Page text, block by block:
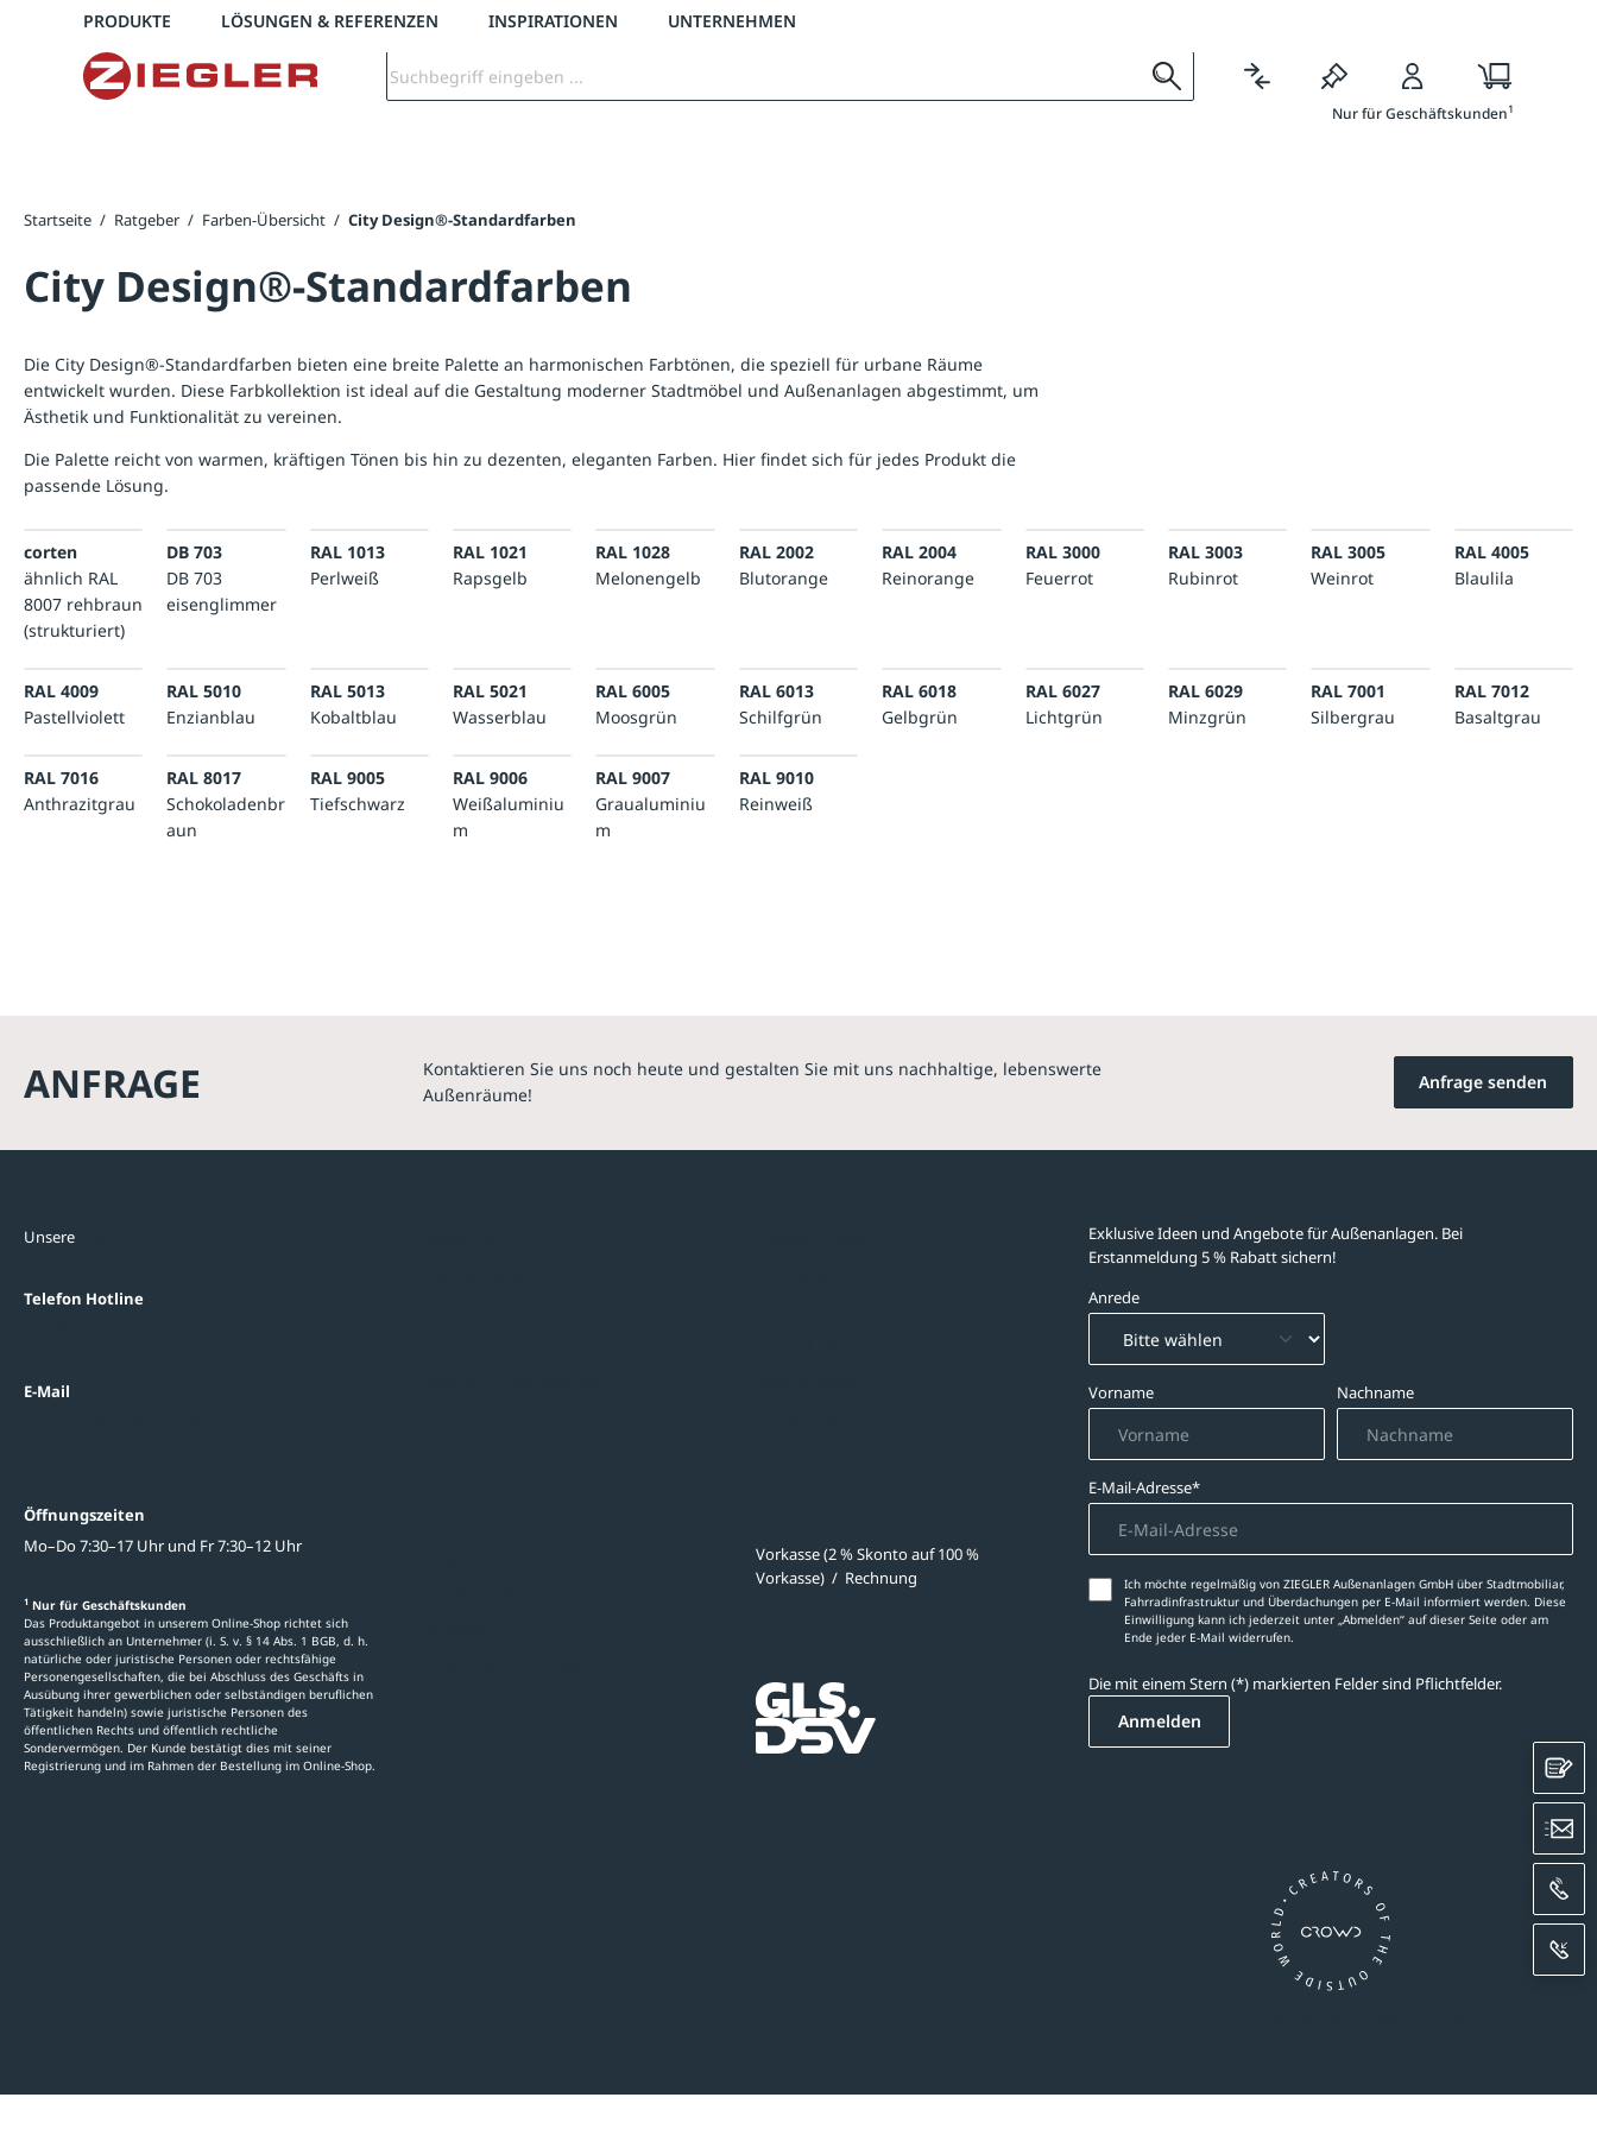
Zur Hauptnavigation springen
Telefon: +43 7672 95895 0 3 % Online-Rabatt versandkostenfrei ab 50 €
PRODUKTE LÖSUNGEN & REFERENZEN INSPIRATIONEN UNTERNEHMEN
Nur für Geschäftskunden1
Startseite / Ratgeber / Farben-Übersicht / City Design®-Standardfarben
City Design®-Standardfarben
Die City Design®-Standardfarben bieten eine breite Palette an harmonischen Farbtönen, die speziell für urbane Räume
entwickelt wurden. Diese Farbkollektion ist ideal auf die Gestaltung moderner Stadtmöbel und Außenanlagen abgestimmt, um
Ästhetik und Funktionalität zu vereinen.
Die Palette reicht von warmen, kräftigen Tönen bis hin zu dezenten, eleganten Farben. Hier findet sich für jedes Produkt die
passende Lösung.
corten
ähnlich RAL
8007 rehbraun
(strukturiert)
DB 703
DB 703
eisenglimmer
RAL 1013
Perlweiß
RAL 1021
Rapsgelb
RAL 1028
Melonengelb
RAL 2002
Blutorange
RAL 2004
Reinorange
RAL 3000
Feuerrot
RAL 3003
Rubinrot
RAL 3005
Weinrot
RAL 4005
Blaulila
RAL 4009
Pastellviolett
RAL 5010
Enzianblau
RAL 5013
Kobaltblau
RAL 5021
Wasserblau
RAL 6005
Moosgrün
RAL 6013
Schilfgrün
RAL 6018
Gelbgrün
RAL 6027
Lichtgrün
RAL 6029
Minzgrün
RAL 7001
Silbergrau
RAL 7012
Basaltgrau
RAL 7016
Anthrazitgrau
RAL 8017
Schokoladenbr
aun
RAL 9005
Tiefschwarz
RAL 9006
Weißaluminiu
m
RAL 9007
Graualuminiu
m
RAL 9010
Reinweiß
ANFRAGE
Kontaktieren Sie uns noch heute und gestalten Sie mit uns nachhaltige, lebenswerte
Außenräume!
Anfrage senden
Unsere
Telefon Hotline
E-Mail
Öffnungszeiten
Mo–Do 7:30–17 Uhr und Fr 7:30–12 Uhr
1 Nur für Geschäftskunden
Das Produktangebot in unserem Online-Shop richtet sich
ausschließlich an Unternehmer (i. S. v. § 14 Abs. 1 BGB, d. h.
natürliche oder juristische Personen oder rechtsfähige
Personengesellschaften, die bei Abschluss des Geschäfts in
Ausübung ihrer gewerblichen oder selbständigen beruflichen
Tätigkeit handeln) sowie juristische Personen des
öffentlichen Rechts und öffentlich rechtliche
Sondervermögen. Der Kunde bestätigt dies mit seiner
Registrierung und im Rahmen der Bestellung im Online-Shop.
Vorkasse (2 % Skonto auf 100 %
Vorkasse) / Rechnung
Exklusive Ideen und Angebote für Außenanlagen. Bei
Erstanmeldung 5 % Rabatt sichern!
Anrede
Vorname Nachname
E-Mail-Adresse*
Ich möchte regelmäßig von ZIEGLER Außenanlagen GmbH über Stadtmobiliar,
Fahrradinfrastruktur und Überdachungen per E-Mail informiert werden. Diese
Einwilligung kann ich jederzeit unter „Abmelden‘‘ auf dieser Seite oder am
Ende jeder E-Mail widerrufen.
Die mit einem Stern (*) markierten Felder sind Pflichtfelder.
Anmelden